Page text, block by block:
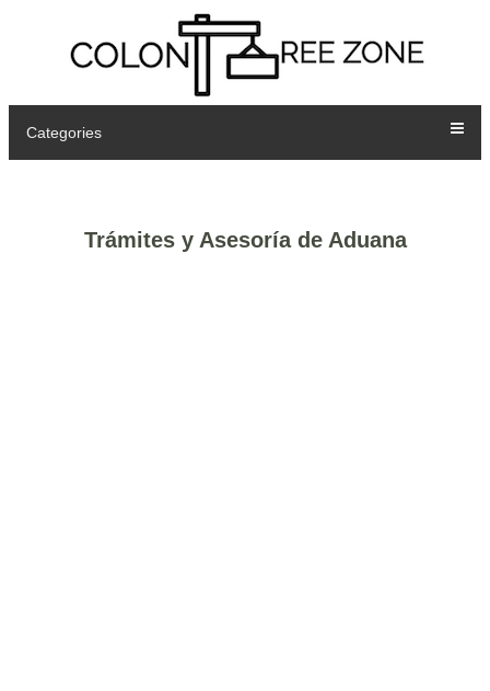
Categories
Trámites y Asesoría de Aduana